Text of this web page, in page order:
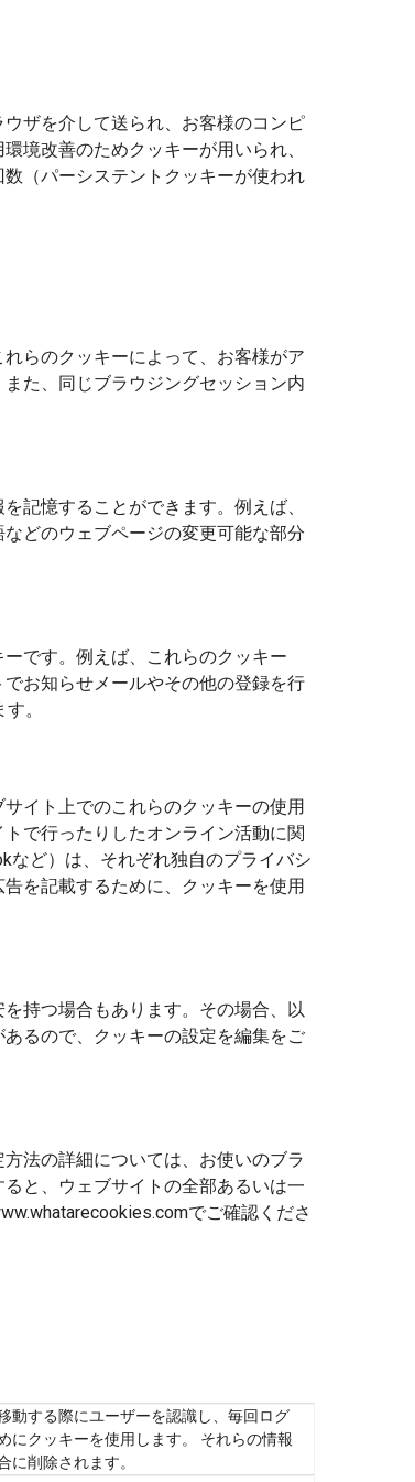
ザを介して送られ、お客様のコンピ
境改善のためクッキーが用いられ、
（パーシステントクッキーが使われ
らのクッキーによって、お客様がア
た、同じブラウジングセッション内
記憶することができます。例えば、
どのウェブページの変更可能な部分
です。例えば、これらのクッキー
お知らせメールやその他の登録を行
。
イト上でのこれらのクッキーの使用
で行ったりしたオンライン活動に関
など）は、それぞれ独自のプライバシ
を記載するために、クッキーを使用
持つ場合もあります。その場合、以
るので、クッキーの設定を編集をご
法の詳細については、お使いのブラ
と、ウェブサイトの全部あるいは一
でご確認くださ
動する際にユーザーを認識し、毎回ログ
にクッキーを使用します。 それらの情報
に削除されます。